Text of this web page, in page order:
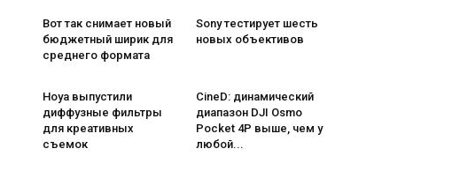
Вот так снимает новый
бюджетный ширик для
среднего формата
Sony тестирует шесть
новых объективов
Hoya выпустили
диффузные фильтры
для креативных
съемок
CineD: динамический
диапазон DJI Osmo
Pocket 4P выше, чем у
любой...